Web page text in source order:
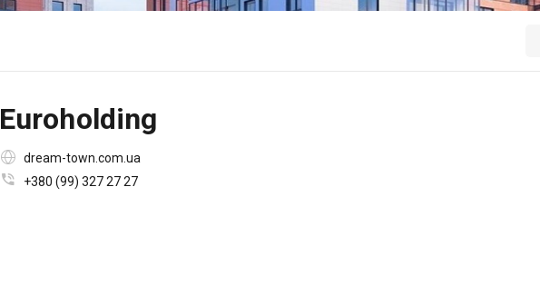
Euroholding
 dream-town.com.ua
 +380 (99) 327 27 27